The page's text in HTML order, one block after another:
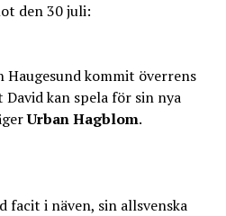
den 30 juli:
Haugesund kommit överrens
kan spela för sin nya
Urban Hagblom.
facit i näven, sin allsvenska